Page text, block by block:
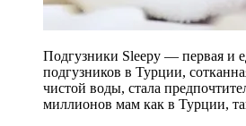
Подгузники Sleepy — первая и
подгузников в Турции,
чистой воды, стала
миллионов мам как в Турции,